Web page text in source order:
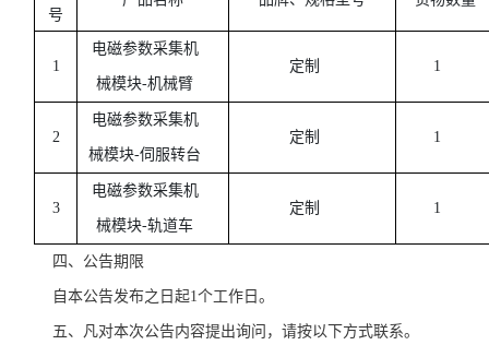
号
1
电磁参数采集机
械模块-机械臂
定制 1
2
电磁参数采集机
械模块-伺服转台
定制 1
3
电磁参数采集机
械模块-轨道车
定制 1
四、公告期限
自本公告发布之日起1个工作日。
五、凡对本次公告内容提出询问，请按以下方式联系。